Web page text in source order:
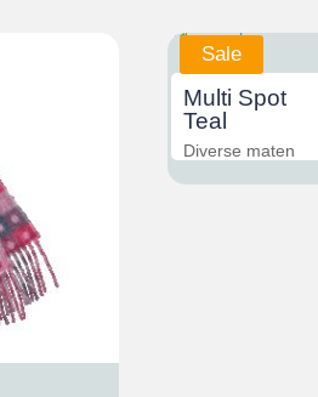
Sale
Multi Spot
Teal
Diverse maten